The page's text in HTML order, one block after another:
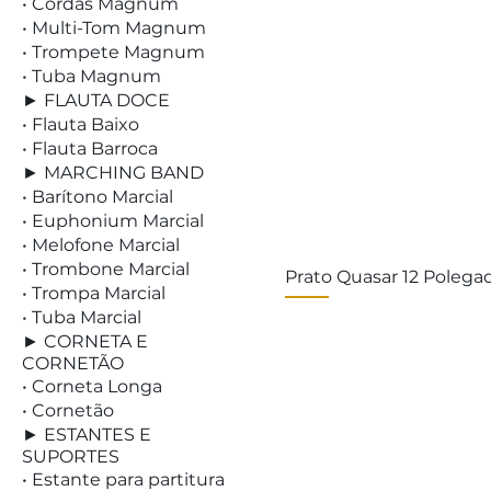
• Multi-Tom Magnum
• Trompete Magnum
• Tuba Magnum
► FLAUTA DOCE
• Flauta Baixo
• Flauta Barroca
► MARCHING BAND
• Barítono Marcial
• Euphonium Marcial
• Melofone Marcial
• Trombone Marcial
• Trompa Marcial
• Tuba Marcial
► CORNETA E
CORNETÃO
• Corneta Longa
• Cornetão
► ESTANTES E
SUPORTES
• Estante para partitura
Prato Quasar 12